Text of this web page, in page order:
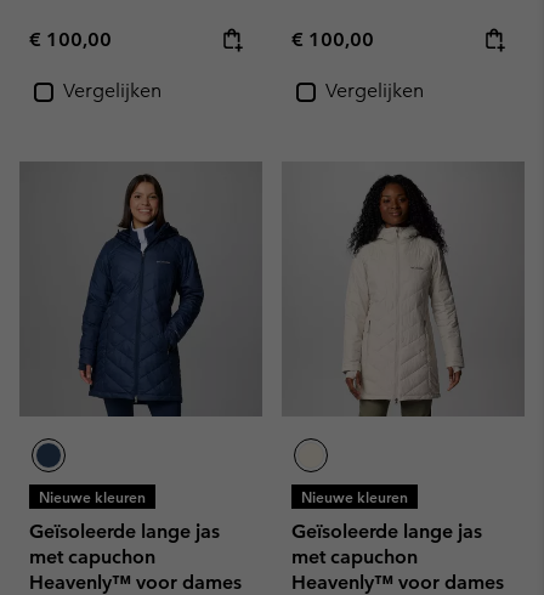
Regular price:
€ 100,00
Vergelijken
Regular price:
€ 100,00
Vergelijken
Nieuwe kleuren
Geïsoleerde lange jas
met capuchon
Heavenly™ voor dames
Nieuwe kleuren
Geïsoleerde lange jas
met capuchon
Heavenly™ voor dames